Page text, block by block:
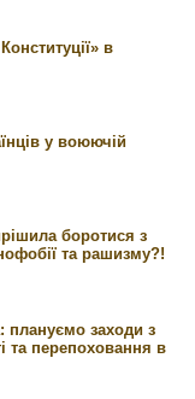
в
у воюючій
боротися з
та рашизму?!
плануємо заходи з
та перепоховання в